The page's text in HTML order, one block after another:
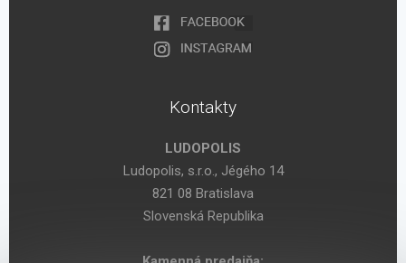
Kontakty
LUDOPOLIS
Ludopolis, s.r.o., Jégého 14
821 08 Bratislava
Slovenská Republika